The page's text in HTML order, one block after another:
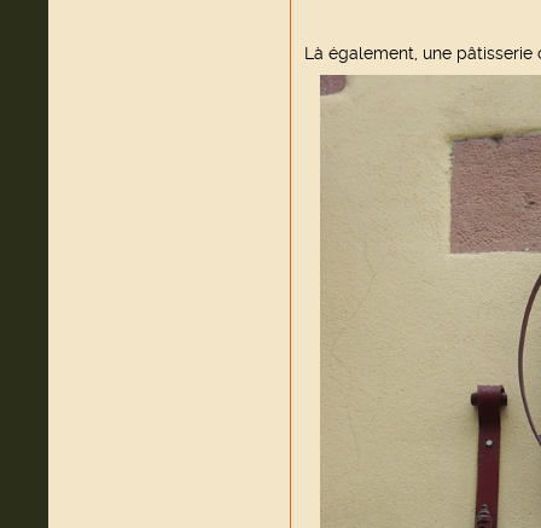
Là également, une